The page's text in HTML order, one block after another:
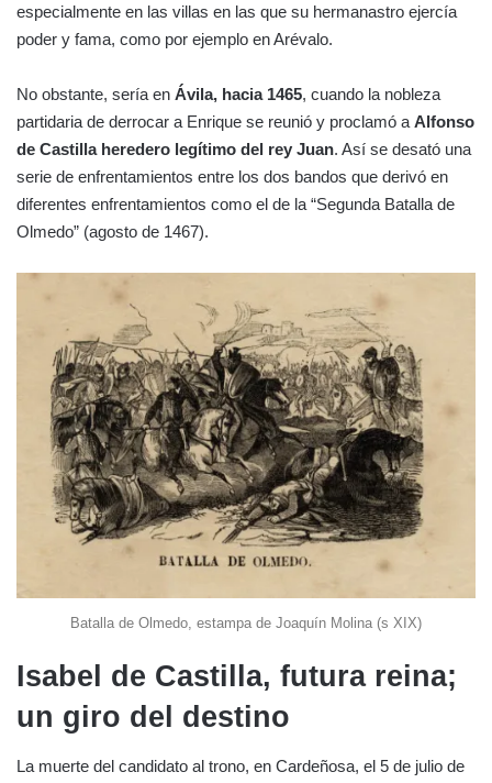
especialmente en las villas en las que su hermanastro ejercía
poder y fama, como por ejemplo en Arévalo.
No obstante, sería en Ávila, hacia 1465, cuando la nobleza
partidaria de derrocar a Enrique se reunió y proclamó a Alfonso
de Castilla heredero legítimo del rey Juan. Así se desató una
serie de enfrentamientos entre los dos bandos que derivó en
diferentes enfrentamientos como el de la “Segunda Batalla de
Olmedo” (agosto de 1467).
Batalla de Olmedo, estampa de Joaquín Molina (s XIX)
Isabel de Castilla, futura reina;
un giro del destino
La muerte del candidato al trono, en Cardeñosa, el 5 de julio de